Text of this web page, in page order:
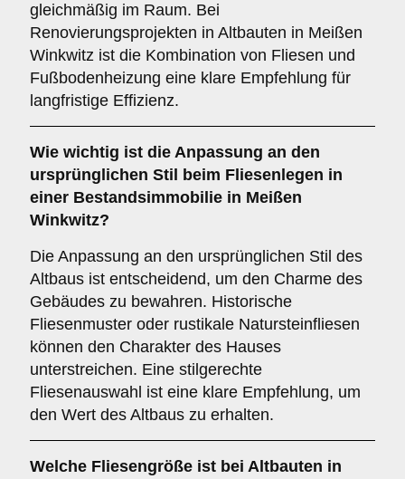
gleichmäßig im Raum. Bei
Renovierungsprojekten in Altbauten in Meißen
Winkwitz ist die Kombination von Fliesen und
Fußbodenheizung eine klare Empfehlung für
langfristige Effizienz.
Wie wichtig ist die Anpassung an den
ursprünglichen Stil
beim Fliesenlegen in
einer Bestandsimmobilie in Meißen
Winkwitz?
Die Anpassung an den ursprünglichen Stil des
Altbaus ist entscheidend, um den Charme des
Gebäudes zu bewahren. Historische
Fliesenmuster oder rustikale Natursteinfliesen
können den Charakter des Hauses
unterstreichen. Eine stilgerechte
Fliesenauswahl ist eine klare Empfehlung, um
den Wert des Altbaus zu erhalten.
Welche Fliesengröße ist bei Altbauten in